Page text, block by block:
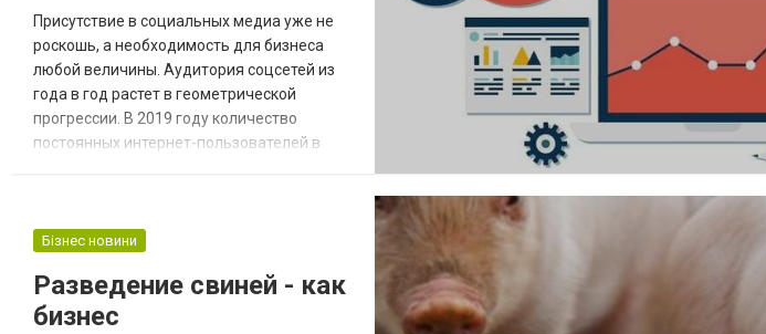
Присутствие в социальных медиа уже не
роскошь, а необходимость для бизнеса
любой величины. Аудитория соцсетей из
года в год растет в геометрической
прогрессии. В 2019 году количество
постоянных интернет-пользователей в
огромная и активная аудитория
и нужно работать. Эффективность
традиционных инструментов маркети...
Бізнес новини
Разведение свиней - как
бизнес